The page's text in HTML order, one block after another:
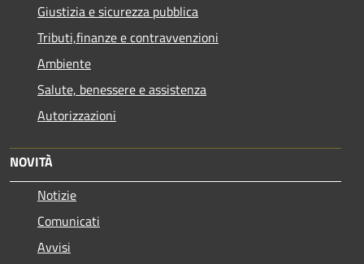
Giustizia e sicurezza pubblica
Tributi,finanze e contravvenzioni
Ambiente
Salute, benessere e assistenza
Autorizzazioni
NOVITÀ
Notizie
Comunicati
Avvisi